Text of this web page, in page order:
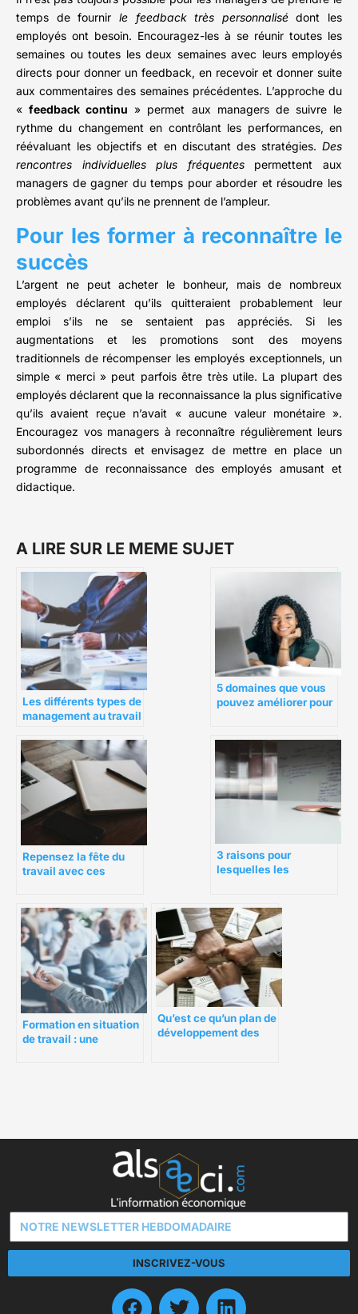
temps de fournir le feedback très personnalisédont les
employés ont besoin. Encouragez-les à se réunir toutes les
semaines ou toutes les deux semaines avec leurs employés
directs pour donner un feedback, en recevoir et donner suite
aux commentaires des semaines précédentes. L’approche du
«feedback continu » permet aux managers de suivre le
rythme du changement en contrôlant les performances, en
réévaluant les objectifs et en discutant des stratégies. Des
rencontres individuelles plus fréquentespermettent aux
managers de gagner du temps pour aborder et résoudre les
problèmes avant qu’ils ne prennent de l’ampleur.
Pour les former à reconnaître le
succès
L’argent ne peut acheter le bonheur, mais de nombreux
employés déclarent qu’ils quitteraient probablement leur
emploi s’ils ne se sentaient pas appréciés. Si les
augmentations et les promotions sont des moyens
traditionnels de récompenser les employés exceptionnels, un
simple « merci » peut parfois être très utile. La plupart des
employés déclarent que la reconnaissance la plus significative
qu’ils avaient reçue n’avait « aucune valeur monétaire ».
Encouragez vos managers à reconnaître régulièrement leurs
subordonnés directs et envisagez de mettre en place un
programme de reconnaissance des employés amusant et
didactique.
A LIRE SUR LE MEME SUJET
Les différents types de
management au travail
5 domaines que vous
pouvez améliorer pour
Repensez la fête du
travail avec ces
employés
3 raisons pour
lesquelles les
que vous pouvez faire
à ce sujet
Formation en situation
de travail : une
Qu’est ce qu’un plan de
développement des
INSCRIVEZ-VOUS